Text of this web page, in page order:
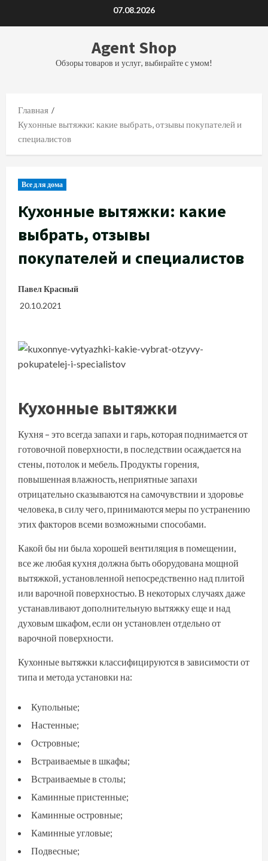
07.08.2026
Agent Shop
Обзоры товаров и услуг, выбирайте с умом!
Главная
Кухонные вытяжки: какие выбрать, отзывы покупателей и
специалистов
Все для дома
Кухонные вытяжки: какие
выбрать, отзывы
покупателей и специалистов
Павел Красный
20.10.2021
Кухонные вытяжки
Кухня – это всегда запахи и гарь, которая поднимается от
готовочной поверхности, в последствии осаждается на
стены, потолок и мебель. Продукты горения,
повышенная влажность, неприятные запахи
отрицательно сказываются на самочувствии и здоровье
человека, в силу чего, принимаются меры по устранению
этих факторов всеми возможными способами.
Какой бы ни была хорошей вентиляция в помещении,
все же любая кухня должна быть оборудована мощной
вытяжкой, установленной непосредственно над плитой
или варочной поверхностью. В некоторых случаях даже
устанавливают дополнительную вытяжку еще и над
духовым шкафом, если он установлен отдельно от
варочной поверхности.
Кухонные вытяжки классифицируются в зависимости от
типа и метода установки на:
Купольные;
Настенные;
Островные;
Встраиваемые в шкафы;
Встраиваемые в столы;
Каминные пристенные;
Каминные островные;
Каминные угловые;
Подвесные;